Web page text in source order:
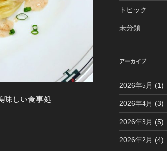
味しい食事処
トピック
未分類
アーカイブ
2026年5月 (1)
2026年4月 (3)
2026年3月 (5)
2026年2月 (4)